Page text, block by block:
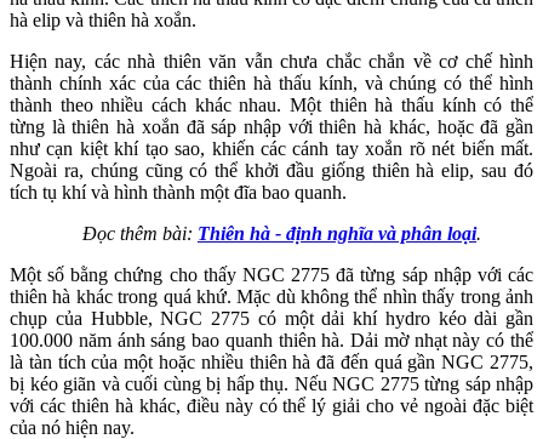
hà elip và thiên hà xoắn.
Hiện nay, các nhà thiên văn vẫn chưa chắc chắn về cơ chế hình
thành chính xác của các thiên hà thấu kính, và chúng có thể hình
thành theo nhiều cách khác nhau. Một thiên hà thấu kính có thể
từng là thiên hà xoắn đã sáp nhập với thiên hà khác, hoặc đã gần
như cạn kiệt khí tạo sao, khiến các cánh tay xoắn rõ nét biến mất.
Ngoài ra, chúng cũng có thể khởi đầu giống thiên hà elip, sau đó
tích tụ khí và hình thành một đĩa bao quanh.
Đọc thêm bài: Thiên hà - định nghĩa và phân loại.
Một số bằng chứng cho thấy NGC 2775 đã từng sáp nhập với các
thiên hà khác trong quá khứ. Mặc dù không thể nhìn thấy trong ảnh
chụp của Hubble, NGC 2775 có một dải khí hydro kéo dài gần
100.000 năm ánh sáng bao quanh thiên hà. Dải mờ nhạt này có thể
là tàn tích của một hoặc nhiều thiên hà đã đến quá gần NGC 2775,
bị kéo giãn và cuối cùng bị hấp thụ. Nếu NGC 2775 từng sáp nhập
với các thiên hà khác, điều này có thể lý giải cho vẻ ngoài đặc biệt
của nó hiện nay.